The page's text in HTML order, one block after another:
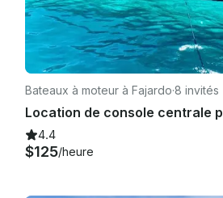
Bateaux à moteur à Fajardo·8 invités
4.4
$125/heure